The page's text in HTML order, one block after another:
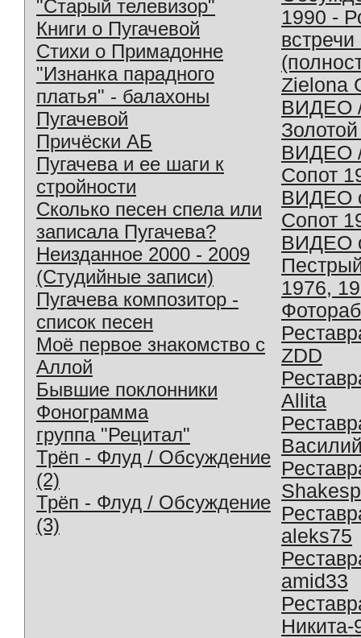
"Старый телевизор"
Книги о Пугачевой
Стихи о Примадонне
"Изнанка парадного
платья" - балахоны
Пугачевой
Причёски АБ
Пугачева и ее шаги к
стройности
Сколько песен спела или
записала Пугачева?
Неизданное 2000 - 2009
(Студийные записи)
Пугачева композитор -
список песен
Моё первое знакомство с
Аллой
Бывшие поклонники
Фонограмма
группа "Рецитал"
Трёп - Флуд / Обсуждение
(2)
Трёп - Флуд / Обсуждение
(3)
1990 -
Zielona
ВИДЕО
ВИДЕО
Сопот
ВИДЕО
Сопот
ВИДЕО
1976,
ZDD
Allita
aleks75
amid33
Никита-